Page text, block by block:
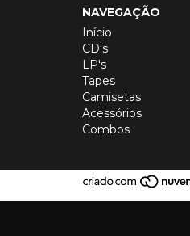
NAVEGAÇÃO
Início
CD's
LP's
Tapes
Camisetas
Acessórios
Combos